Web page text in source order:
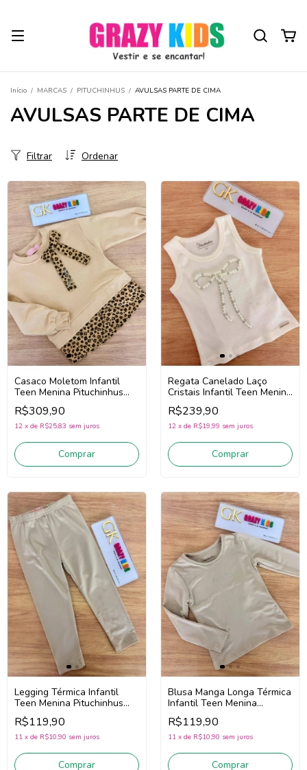
Início / MARCAS / PITUCHINHUS / AVULSAS PARTE DE CIMA
AVULSAS PARTE DE CIMA
Ordenar
Filtrar
Casaco Moletom Infantil
Teen Menina Pituchinhus
30253 (Bege/Preto)
R$309,90
12 x de R$25,83 sem juros
Comprar
Regata Canelado Laço
Cristais Infantil Teen Menina
Pituchinhus 30716 (Off
White)
R$239,90
12 x de R$19,99 sem juros
Comprar
Legging Térmica Infantil
Teen Menina Pituchinhus
28632 (Bege Claro)
R$119,90
11 x de R$10,90 sem juros
Comprar
Blusa Manga Longa Térmica
Infantil Teen Menina
Pituchinhus 28629 (Bege
Claro)
R$119,90
11 x de R$10,90 sem juros
Comprar